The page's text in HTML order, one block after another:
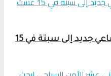
دعوات رقمية تحشد لعبور جماعي جديد إلى سبتة في 15